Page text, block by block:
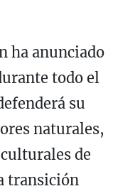
ha anunciado
todo el
su
naturales,
de
transición